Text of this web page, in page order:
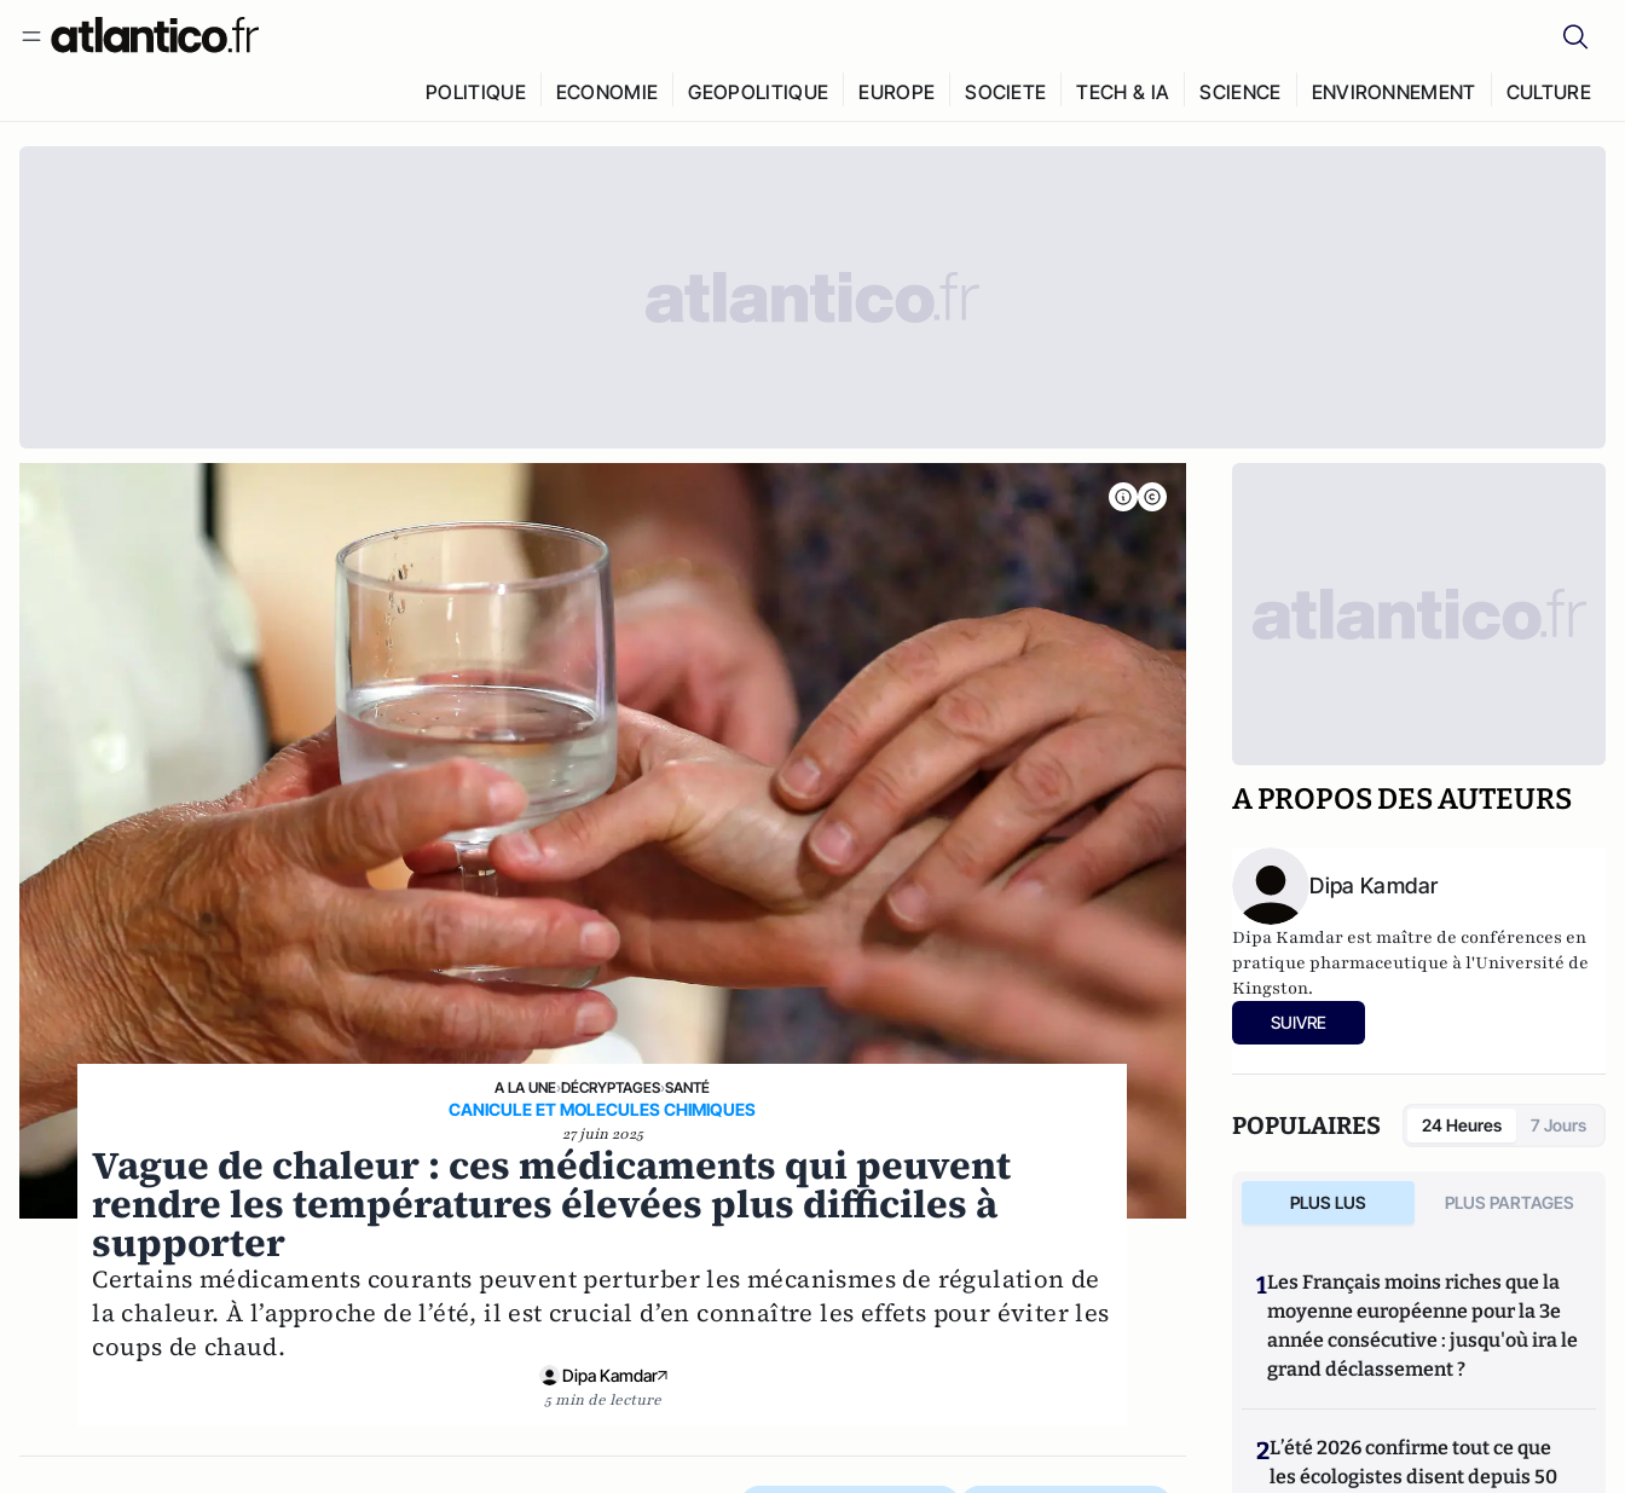
POLITIQUE ECONOMIE GEOPOLITIQUE EUROPE SOCIETE TECH & IA SCIENCE ENVIRONNEMENT CULTURE
A LA UNE›DÉCRYPTAGES›SANTÉ
CANICULE ET MOLECULES CHIMIQUES
27 juin 2025
Vague de chaleur : ces médicaments qui peuvent
rendre les températures élevées plus difficiles à
supporter
Certains médicaments courants peuvent perturber les mécanismes de régulation de
la chaleur. À l’approche de l’été, il est crucial d’en connaître les effets pour éviter les
coups de chaud.
Dipa Kamdar
5 min de lecture
A PROPOS DES AUTEURS
Dipa Kamdar
Dipa Kamdar est maître de conférences en
pratique pharmaceutique à l'Université de
Kingston.
SUIVRE
POPULAIRES 24 Heures 7 Jours
PLUS LUS PLUS PARTAGES
1Les Français moins riches que la
moyenne européenne pour la 3e
année consécutive : jusqu'où ira le
grand déclassement ?
2L’été 2026 confirme tout ce que
les écologistes disent depuis 50